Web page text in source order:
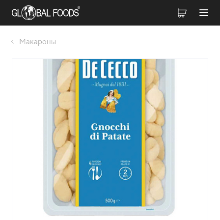
Макароны